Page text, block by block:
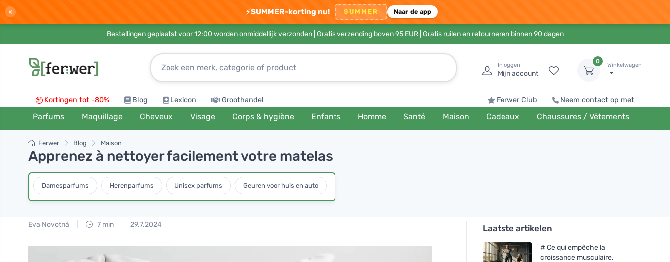
× ⚡SUMMER-korting nu! SUMMER Naar de app
Bestellingen geplaatst voor 12:00 worden onmiddellijk verzonden | Gratis verzending boven 95 EUR| Gratis ruilen en retourneren binnen 90 dagen
Inloggen
Mijn account
0
Winkelwagen
Kortingen tot -80% Blog Lexicon Groothandel Ferwer Club Neem contact op met
Parfums Maquillage Cheveux Visage Corps & hygiène Enfants Homme Santé Maison Cadeaux Chaussures / Vêtements
Ferwer Blog Maison
Apprenez à nettoyer facilement votre matelas
Damesparfums Herenparfums Unisex parfums Geuren voor huis en auto
Eva Novotná 7 min 29.7.2024 Laatste artikelen
# Ce qui empêche la
croissance musculaire,